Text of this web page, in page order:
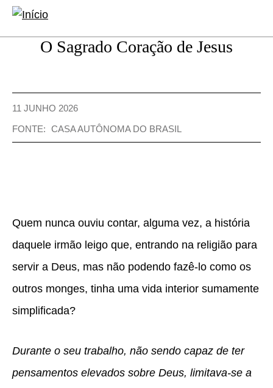
O Sagrado Coração de Jesus
11 JUNHO 2026
FONTE: CASA AUTÔNOMA DO BRASIL
Quem nunca ouviu contar, alguma vez, a história
daquele irmão leigo que, entrando na religião para
servir a Deus, mas não podendo fazê-lo como os
outros monges, tinha uma vida interior sumamente
simplificada?
Durante o seu trabalho, não sendo capaz de ter
pensamentos elevados sobre Deus, limitava-se a